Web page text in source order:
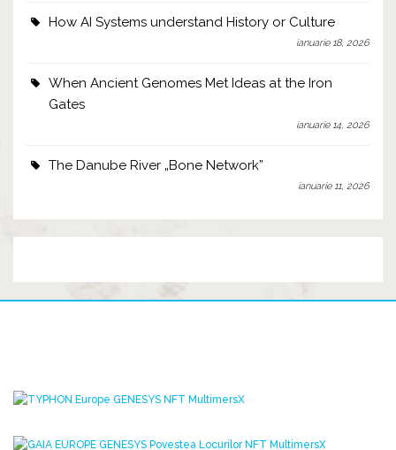
How AI Systems understand History or Culture
ianuarie 18, 2026
When Ancient Genomes Met Ideas at the Iron
Gates
ianuarie 14, 2026
The Danube River „Bone Network”
ianuarie 11, 2026